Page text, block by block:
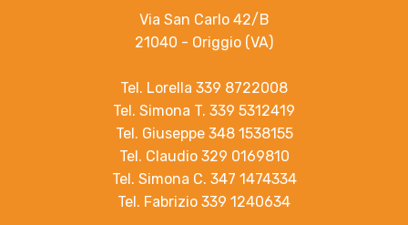
Via San Carlo 42/B
21040 - Origgio (VA)
Tel. Lorella 339 8722008
Tel. Simona T. 339 5312419
Tel. Giuseppe 348 1538155
Tel. Claudio 329 0169810
Tel. Simona C. 347 1474334
Tel. Fabrizio 339 1240634